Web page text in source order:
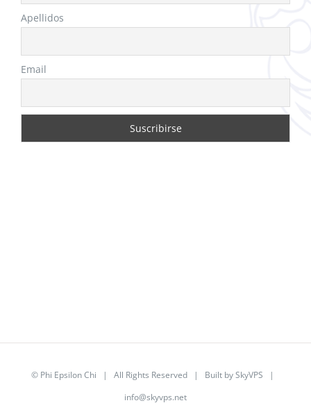
Apellidos
Email
© Phi Epsilon Chi | All Rights Reserved | Built bySkyVPS |
info@skyvps.net